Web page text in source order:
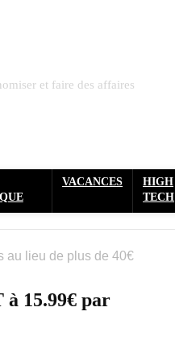
et faire des affaires
VACANCES
HIGH
TECH
au lieu de plus de 40€
15.99€ par